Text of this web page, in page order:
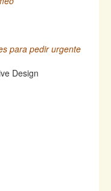
para pedir urgente